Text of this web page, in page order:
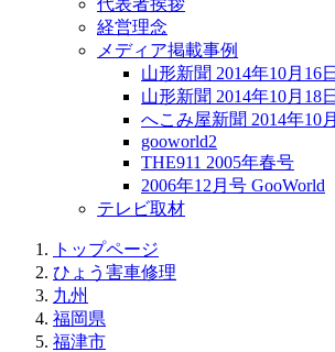
代表者挨拶
経営理念
メディア掲載事例
山形新聞 2014年10月16日
山形新聞 2014年10月18日
へこみ屋新聞 2014年10
gooworld2
THE911 2005年春号
2006年12月号 GooWorld
テレビ取材
トップページ
ひょう害車修理
九州
福岡県
福津市